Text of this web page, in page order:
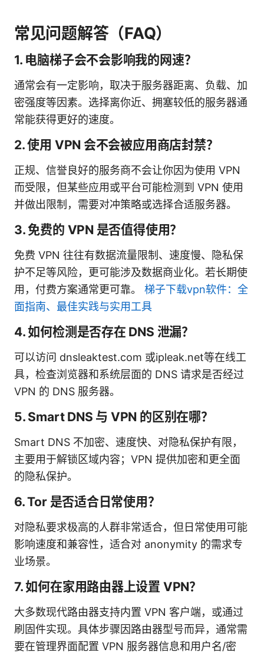
常见问题解答（FAQ）
1. 电脑梯子会不会影响我的网速？
通常会有一定影响，取决于服务器距离、负载、加
密强度等因素。选择离你近、拥塞较低的服务器通
常能获得更好的速度。
2. 使用 VPN 会不会被应用商店封禁？
正规、信誉良好的服务商不会让你因为使用 VPN
而受限，但某些应用或平台可能检测到 VPN 使用
并做出限制，需要对冲策略或选择合适服务器。
3. 免费的 VPN 是否值得使用？
免费 VPN 往往有数据流量限制、速度慢、隐私保
护不足等风险，更可能涉及数据商业化。若长期使
用，付费方案通常更可靠。 梯子下载vpn软件：全
面指南、最佳实践与实用工具
4. 如何检测是否存在 DNS 泄漏？
可以访问 dnsleaktest.com 或ipleak.net等在线工
具，检查浏览器和系统层面的 DNS 请求是否经过
VPN 的 DNS 服务器。
5. Smart DNS 与 VPN 的区别在哪？
Smart DNS 不加密、速度快、对隐私保护有限，
主要用于解锁区域内容；VPN 提供加密和更全面
的隐私保护。
6. Tor 是否适合日常使用？
对隐私要求极高的人群非常适合，但日常使用可能
影响速度和兼容性，适合对 anonymity 的需求专
业场景。
7. 如何在家用路由器上设置 VPN？
大多数现代路由器支持内置 VPN 客户端，或通过
刷固件实现。具体步骤因路由器型号而异，通常需
要在管理界面配置 VPN 服务器信息和用户名/密